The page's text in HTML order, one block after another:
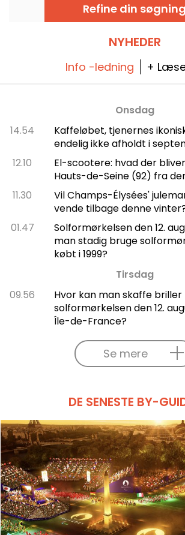
Refine din søgning
NYHEDER
Info -ledning +
Onsdag
14.54
Kaffeløbet, tjenernes
endelig ikke afholdt i
12.10
El-scootere: hvad der
Hauts-de-Seine (92) fra
11.30
Vil Champs-Élysées'
vende tilbage denne
01.47
Solformørkelsen den 12.
man stadig bruge
købt i 1999?
Tirsdag
09.56
Hvor kan man skaffe briller
solformørkelsen den 12.
Île-de-France?
Se mere
DE SENESTE BY-